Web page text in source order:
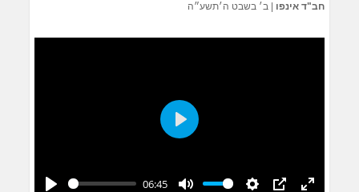
חב"ד אינפו |ב׳ בשבט ה׳תשע״ה
06:45
Play